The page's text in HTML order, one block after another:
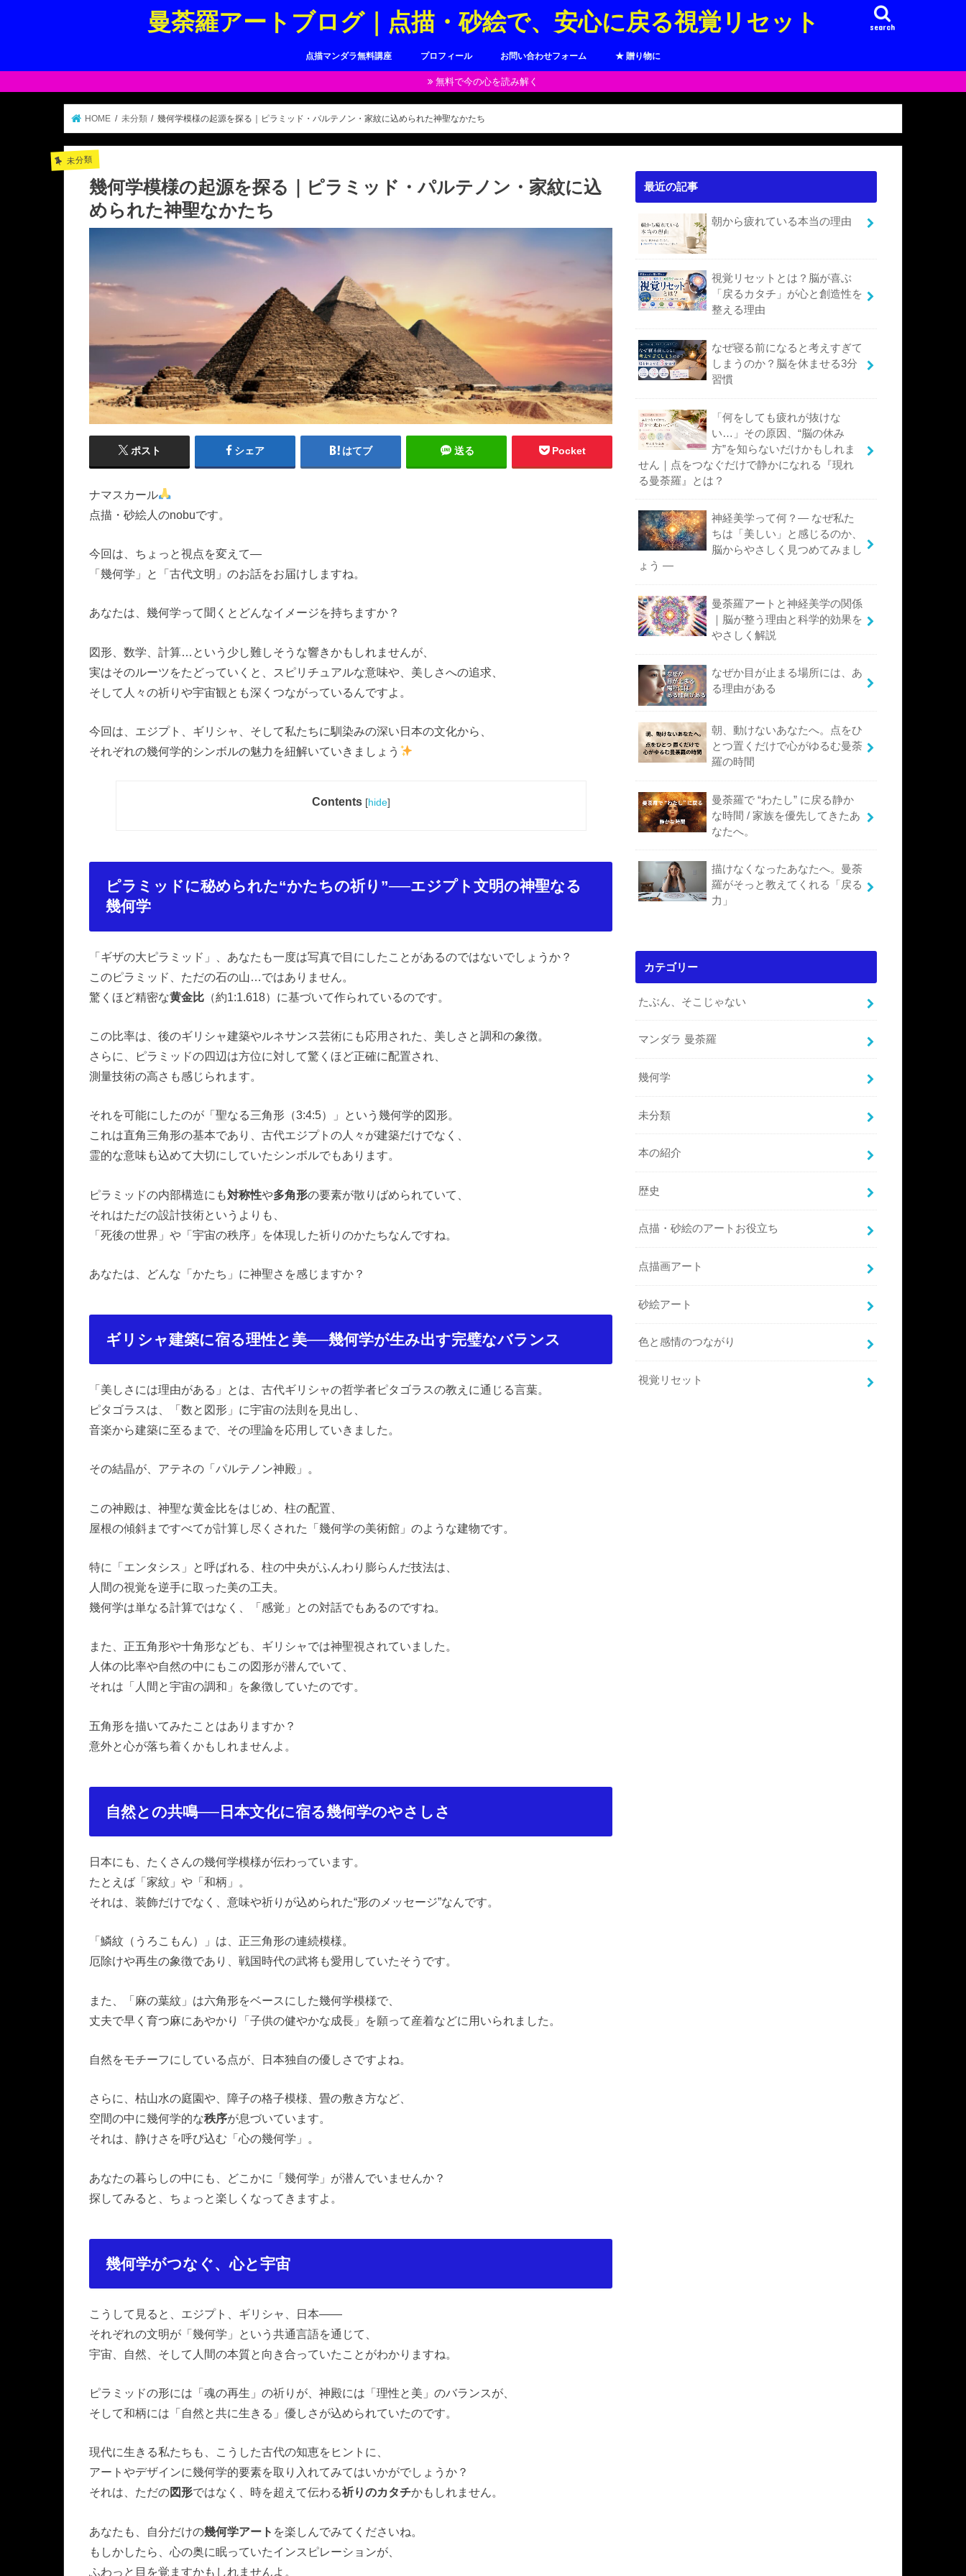
曼荼羅アートブログ｜点描・砂絵で、安心に戻る視覚リセット search
点描マンダラ無料講座 プロフィール お問い合わせフォーム ★ 贈り物に
無料で今の心を読み解く
HOME 未分類 幾何学模様の起源を探る｜ピラミッド・パルテノン・家紋に込められた神聖なかたち
未分類
幾何学模様の起源を探る｜ピラミッド・パルテノン・家紋に込
められた神聖なかたち
ポスト シェア はてブ 送る Pocket
ナマスカール
点描・砂絵人のnobuです。
今回は、ちょっと視点を変えて―
「幾何学」と「古代文明」のお話をお届けしますね。
あなたは、幾何学って聞くとどんなイメージを持ちますか？
図形、数学、計算… という少し難しそうな響きかもしれませんが、
実はそのルーツをたどっていくと、スピリチュアルな意味や、美しさへの追求、
そして人々の祈りや宇宙観とも深くつながっているんですよ。
今回は、エジプト、ギリシャ、そして私たちに馴染みの深い日本の文化から、
それぞれの幾何学的シンボルの魅力を紐解いていきましょう
Contents [hide]
ピラミッドに秘められた“かたちの祈り ”──エジプト文明の神聖なる
幾何学
「ギザの大ピラミッド」、あなたも一度は写真で目にしたことがあるのではないでしょうか？
このピラミッド、ただの石の山
ではありません。
驚くほど精密な黄金比 （約1:1.618）に基づいて作られているのです。
この比率は、後のギリシャ建築やルネサンス芸術にも応用された、美しさと調和の象徴。
さらに、ピラミッドの四辺は方位に対して驚くほど正確に配置され、
測量技術の高さも感じられます。
それを可能にしたのが「聖なる三角形（3:4:5）」という幾何学的図形。
これは直角三角形の基本であり、古代エジプトの人々が建築だけでなく、
霊的な意味も込めて大切にしていたシンボルでもあります。
ピラミッドの内部構造にも対称性や多角形の要素が散りばめられていて、
それはただの設計技術というよりも、
「死後の世界」や「宇宙の秩序」を体現した祈りのかたちなんですね。
あなたは、どんな「かたち」に神聖さを感じますか？
ギリシャ建築に宿る理性と美──幾何学が生み出す完璧なバランス
「美しさには理由がある」とは、古代ギリシャの哲学者ピタゴラスの教えに通じる言葉。
ピタゴラスは、「数と図形」に宇宙の法則を見出し、
音楽から建築に至るまで、その理論を応用していきました。
その結晶が、アテネの「パルテノン神殿」。
この神殿は、神聖な黄金比をはじめ、柱の配置、
屋根の傾斜まですべてが計算し尽くされた「幾何学の美術館」のような建物です。
特に「エンタシス」と呼ばれる、柱の中央がふんわり膨らんだ技法は、
人間の視覚を逆手に取った美の工夫。
幾何学は単なる計算ではなく、「感覚」との対話でもあるのですね。
また、正五角形や十角形なども、ギリシャでは神聖視されていました。
人体の比率や自然の中にもこの図形が潜んでいて、
それは「人間と宇宙の調和」を象徴していたのです。
五角形を描いてみたことはありますか？
意外と心が落ち着くかもしれませんよ。
自然との共鳴──日本文化に宿る幾何学のやさしさ
日本にも、たくさんの幾何学模様が伝わっています。
たとえば「家紋」や「和柄」。
それは、装飾だけでなく、意味や祈りが込められた“形のメッセージ”なんです。
「鱗紋（うろこもん）」は、正三角形の連続模様。
厄除けや再生の象徴であり、戦国時代の武将も愛用していたそうです。
また、「麻の葉紋」は六角形をベースにした幾何学模様で、
丈夫で早く育つ麻にあやかり「子供の健やかな成長」を願って産着などに用いられました。
自然をモチーフにしている点が、日本独自の優しさですよね。
さらに、枯山水の庭園や、障子の格子模様、畳の敷き方など、
空間の中に幾何学的な秩序が息づいています。
それは、静けさを呼び込む「心の幾何学」。
あなたの暮らしの中にも、どこかに「幾何学」が潜んでいませんか？
探してみると、ちょっと楽しくなってきますよ。
幾何学がつなぐ、心と宇宙
こうして見ると、エジプト、ギリシャ、日本――
それぞれの文明が「幾何学」という共通言語を通じて、
宇宙、自然、そして人間の本質と向き合っていたことがわかりますね。
ピラミッドの形には「魂の再生」の祈りが、神殿には「理性と美」のバランスが、
そして和柄には「自然と共に生きる」優しさが込められていたのです。
現代に生きる私たちも、こうした古代の知恵をヒントに、
アートやデザインに幾何学的要素を取り入れてみてはいかがでしょうか？
それは、ただの図形ではなく、時を超えて伝わる祈りのカタチかもしれません。
あなたも、自分だけの幾何学アート を楽しんでみてくださいね。
もしかしたら、心の奥に眠っていたインスピレーションが、
ふわっと目を覚ますかもしれませんよ。
最近の記事
朝から疲れている本当の理由
視覚リセットとは？脳が喜ぶ
「戻るカタチ」が心と創造性を
整える理由
なぜ寝る前になると考えすぎて
しまうのか？脳を休ませる3分
習慣
「何をしても疲れが抜けな
い…」その原因、“脳の休み
方”を知らないだけかもしれま
せん｜点をつなぐだけで静かになれる『現れ
る曼荼羅』とは？
神経美学って何？― なぜ私た
ちは「美しい」と感じるのか、
脳からやさしく見つめてみまし
ょう ―
曼荼羅アートと神経美学の関係
｜脳が整う理由と科学的効果を
やさしく解説
なぜか目が止まる場所には、あ
る理由がある
朝、動けないあなたへ。点をひ
とつ置くだけで心がゆるむ曼荼
羅の時間
曼荼羅で “わたし” に戻る静か
な時間 / 家族を優先してきたあ
なたへ。
描けなくなったあなたへ。曼荼
羅がそっと教えてくれる「戻る
力」
カテゴリー
たぶん、そこじゃない
マンダラ 曼荼羅
幾何学
未分類
本の紹介
歴史
点描・砂絵のアートお役立ち
点描画アート
砂絵アート
色と感情のつながり
視覚リセット